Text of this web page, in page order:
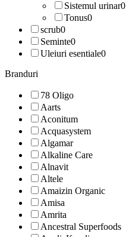
Sistemul urinar0
Tonus0
scrub0
Seminte0
Uleiuri esentiale0
Branduri
78 Oligo
Aarts
Aconitum
Acquasystem
Algamar
Alkaline Care
Alnavit
Altele
Amaizin Organic
Amisa
Amrita
Ancestral Superfoods